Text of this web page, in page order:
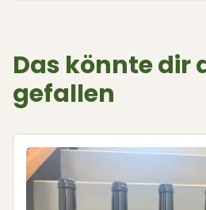
Das könnte dir
gefallen